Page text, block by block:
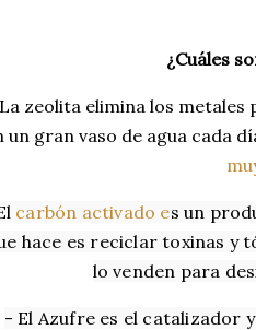
¿Cuáles
zeolita elimina los metales
un gran vaso de agua cada
carbón activado es un
hace es reciclar toxinas y
lo venden para
- El Azufre es el catalizador